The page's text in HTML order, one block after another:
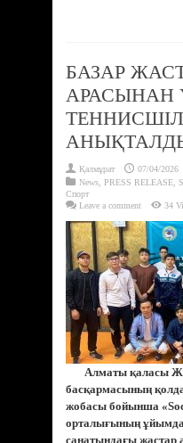
БАЗАР
АРАСЫНАН
Қалмұрат
07/04/2026
News PRESS RELEASE
Спорт
Leave a comment
34
Алматы қаласы
басқармасының
жобасы бойынша
орталығының
санатындағы жастар